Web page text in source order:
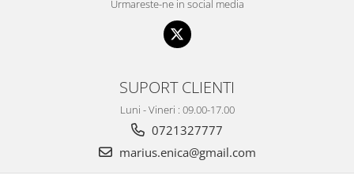
Urmareste-ne in social media
SUPORT CLIENTI
Luni - Vineri : 09.00-17.00
0721327777
marius.enica@gmail.com